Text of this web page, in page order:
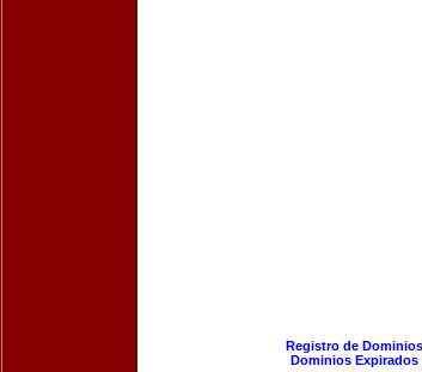
Registro de Dominios
Dominios Expirados